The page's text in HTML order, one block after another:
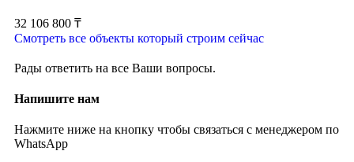
32 106 800 ₸
Смотреть все объекты который строим сейчас
Рады ответить на все Ваши вопросы.
Напишите нам
Нажмите ниже на кнопку чтобы связаться с менеджером по
WhatsApp